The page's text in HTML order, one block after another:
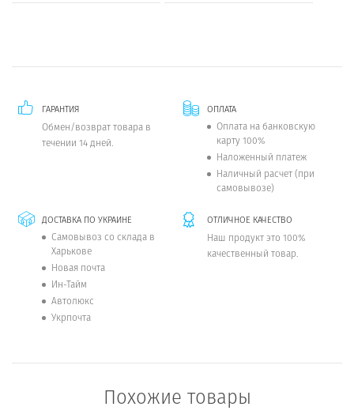
ГАРАНТИЯ
Обмен/возврат товара в
течении 14 дней.
ОПЛАТА
Оплата на банковскую
карту 100%
Наложенный платеж
Наличный расчет (при
самовывозе)
ДОСТАВКА ПО УКРАИНЕ
Самовывоз со склада в
Харькове
Новая почта
Ин-Тайм
Автолюкс
Укрпочта
ОТЛИЧНОЕ КАЧЕСТВО
Наш продукт это 100%
качественный товар.
Похожие товары